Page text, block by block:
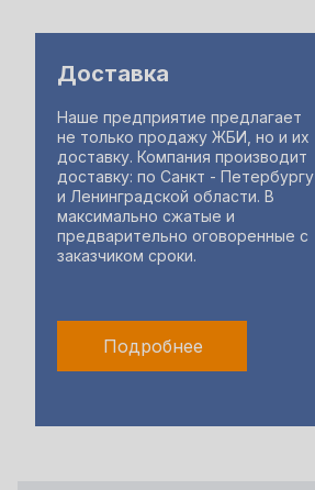
Доставка
Наше предприятие предлагает
не только продажу ЖБИ, но и их
доставку. Компания производит
доставку: по Санкт - Петербургу
и Ленинградской области. В
максимально сжатые и
предварительно оговоренные с
заказчиком сроки.
Подробнее